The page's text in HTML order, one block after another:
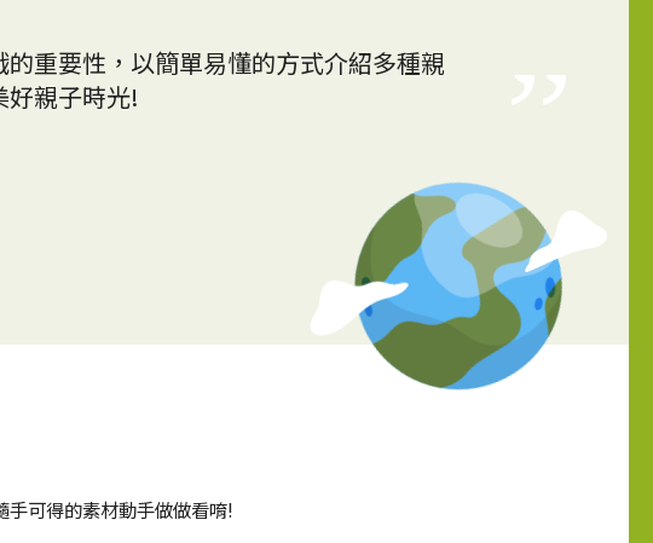
重要性，以簡單易懂的方式介紹多種親
好親子時光!
可得的素材動手做做看唷!